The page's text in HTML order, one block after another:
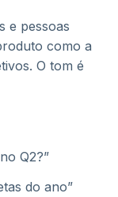
e pessoas
como a
O tom é
Q2?”
do ano”